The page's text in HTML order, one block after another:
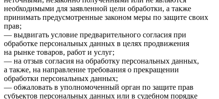
необходимыми для заявленной цели обработки, а также
принимать предусмотренные законом меры по защите своих
прав;
— выдвигать условие предварительного согласия при
обработке персональных данных в целях продвижения
на рынке товаров, работ и услуг;
— на отзыв согласия на обработку персональных данных,
а также, на направление требования о прекращении
обработки персональных данных;
— обжаловать в уполномоченный орган по защите прав
субъектов персональных данных или в судебном порядке